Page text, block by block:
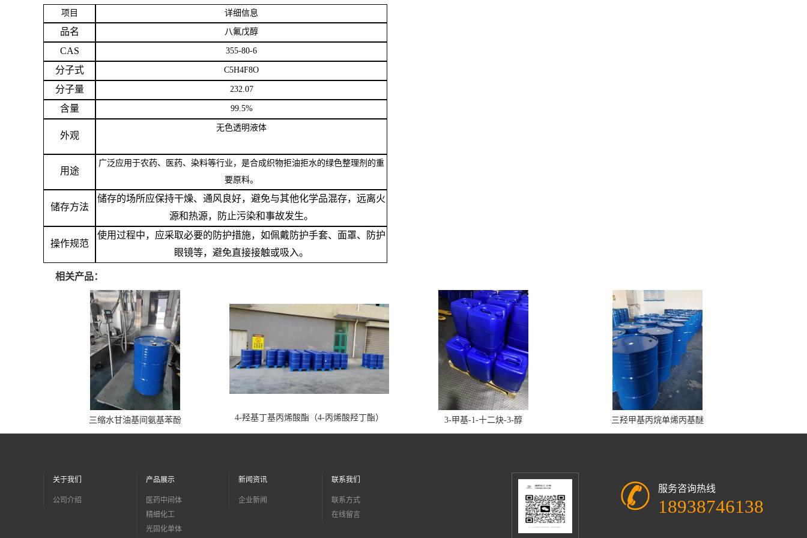
项目 详细信息
品名 八氟戊醇
CAS 355-80-6
分子式 C5H4F8O
分子量 232.07
含量 99.5%
外观
无色透明液体
用途
广泛应用于农药、医药、染料等行业，是合成织物拒油拒水的绿色整理剂的重
要原料。
储存方法
储存的场所应保持干燥、通风良好，避免与其他化学品混存，远离火
源和热源，防止污染和事故发生。
操作规范
使用过程中，应采取必要的防护措施，如佩戴防护手套、面罩、防护
眼镜等，避免直接接触或吸入。
相关产品：
三缩水甘油基间氨基苯酚 4-羟基丁基丙烯酸酯（4-丙烯酸羟丁酯） 3-甲基-1-十二炔-3-醇 三羟甲基丙烷单烯丙基醚
关于我们
公司介绍
产品展示
医药中间体
精细化工
光固化单体
新闻资讯
企业新闻
联系我们
联系方式
在线留言
服务咨询热线
18938746138